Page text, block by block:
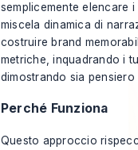
semplicemente elencare
miscela dinamica di
costruire brand
metriche, inquadrando i
dimostrando sia
Perché Funziona
Questo approccio